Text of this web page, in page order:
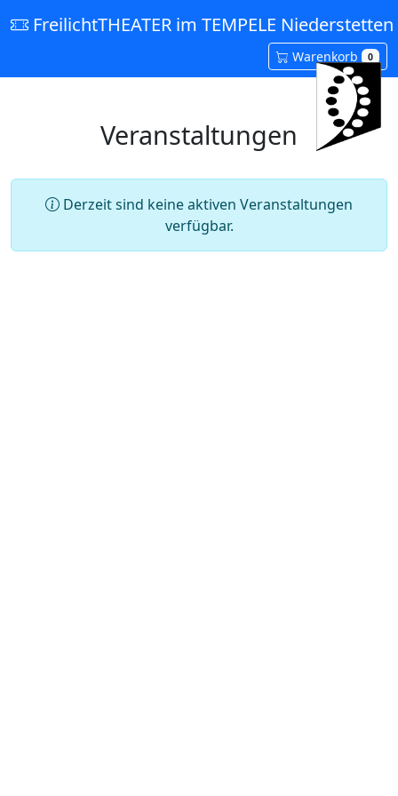
FreilichtTHEATER im TEMPELE Niederstetten
Warenkorb 0
Veranstaltungen
Derzeit sind keine aktiven Veranstaltungen
verfügbar.